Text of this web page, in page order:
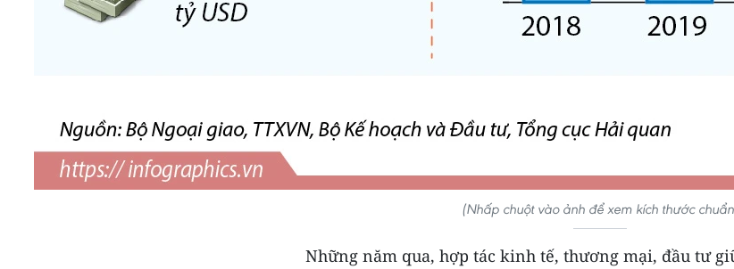
(Nhấp chuột vào ảnh để xem kích thước
Những năm qua, hợp tác kinh tế, thương mại, đầu tư